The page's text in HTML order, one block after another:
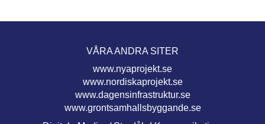
VÅRA ANDRA SITER
www.nyaprojekt.se
www.nordiskaprojekt.se
www.dagensinfrastruktur.se
www.grontsamhallsbyggande.se